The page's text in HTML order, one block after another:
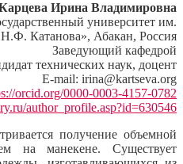
Ирина Владимировна
университет им.
Н.Ф. Катанова», Абакан, Россия
Заведующий кафедрой
технических наук, доцент
E-mail: irina@kartseva.org
orcid.org/0000-0003-4157-0782
author_profile.asp?id=630546
получение объемной
на манекене. Существует